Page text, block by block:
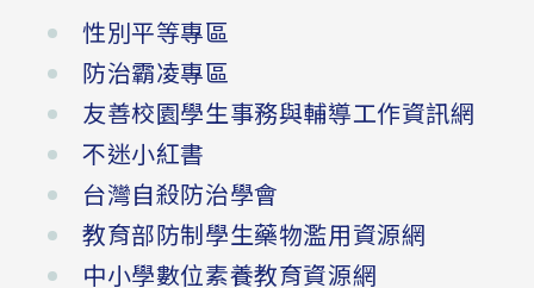
性別平等專區
防治霸凌專區
友善校園學生事務與輔導工作資訊網
不迷小紅書
台灣自殺防治學會
教育部防制學生藥物濫用資源網
中小學數位素養教育資源網